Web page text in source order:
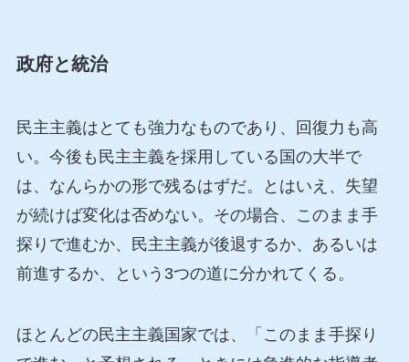
政府と統治
民主主義はとても強力なものであり、回復力も高
い。今後も民主主義を採用している国の大半で
は、なんらかの形で残るはずだ。とはいえ、失望
が続けば変化は否めない。その場合、このまま手
探りで進むか、民主主義が後退するか、あるいは
前進するか、という3つの道に分かれてくる。
ほとんどの民主主義国家では、「このまま手探り